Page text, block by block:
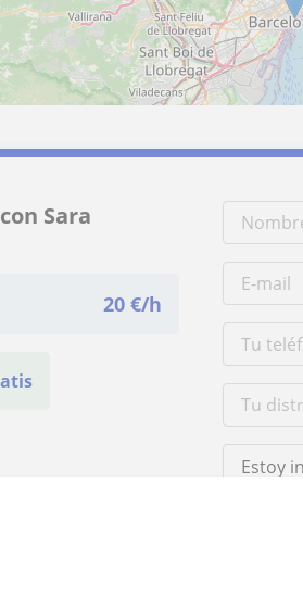
Sara
20 €/h